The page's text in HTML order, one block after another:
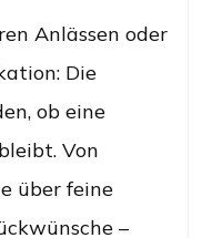
Anlässen oder
Die
ob eine
Von
über feine
–